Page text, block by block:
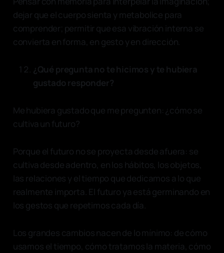
dejar que el cuerpo sienta y metabolice para
comprender; permitir que esa vibración interna se
convierta en forma, en gesto y en dirección.
¿Qué pregunta no te hicimos y te hubiera
gustado responder?
Me hubiera gustado que me pregunten: ¿cómo se
cultiva un futuro?
Porque el futuro no se proyecta desde afuera: se
cultiva desde adentro, en los hábitos, los objetos,
las relaciones y el tiempo que dedicamos a lo que
realmente importa. El futuro ya está germinando en
los gestos que repetimos cada día.
Los grandes cambios nacen de lo mínimo: de cómo
usamos el tiempo, cómo tratamos la materia, cómo